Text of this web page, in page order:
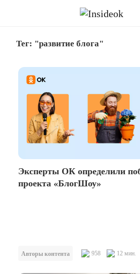
Тег: "развитие блога"
Эксперты ОК определили
проекта «БлогШоу»
Авторы контента 958 12 мин.